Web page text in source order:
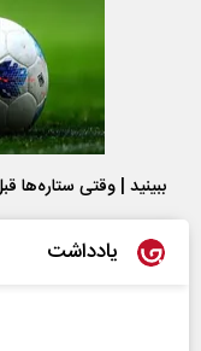
ببینید | وقتی ستاره‌ها
یادداشت